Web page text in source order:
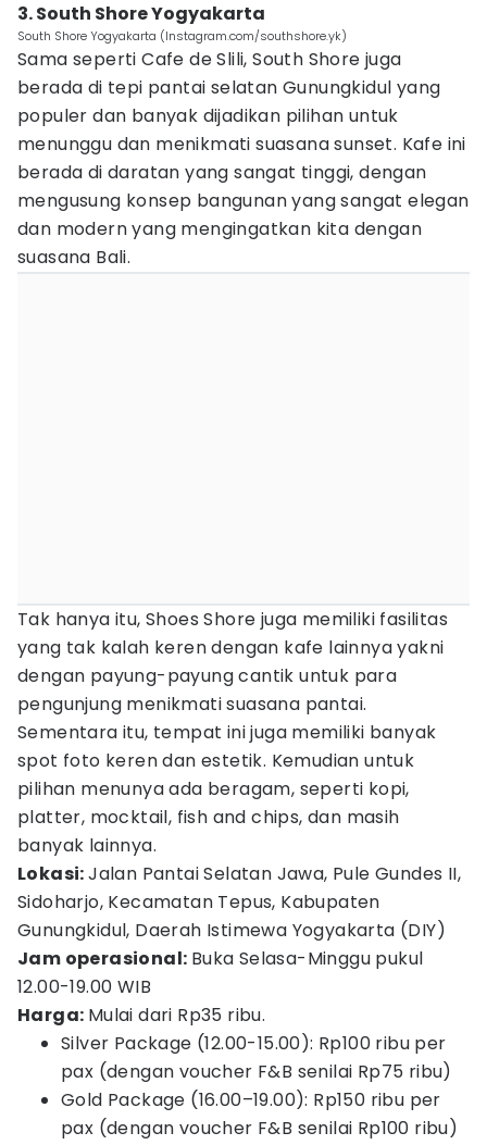
3. South Shore Yogyakarta
South Shore Yogyakarta (Instagram.com/southshore.yk)
Sama seperti Cafe de Slili, South Shore juga
berada di tepi pantai selatan Gunungkidul yang
populer dan banyak dijadikan pilihan untuk
menunggu dan menikmati suasana sunset. Kafe ini
berada di daratan yang sangat tinggi, dengan
mengusung konsep bangunan yang sangat elegan
dan modern yang mengingatkan kita dengan
suasana Bali.
Tak hanya itu, Shoes Shore juga memiliki fasilitas
yang tak kalah keren dengan kafe lainnya yakni
dengan payung-payung cantik untuk para
pengunjung menikmati suasana pantai.
Sementara itu, tempat ini juga memiliki banyak
spot foto keren dan estetik. Kemudian untuk
pilihan menunya ada beragam, seperti kopi,
platter, mocktail, fish and chips, dan masih
banyak lainnya.
Lokasi:Jalan Pantai Selatan Jawa, Pule Gundes II,
Sidoharjo, Kecamatan Tepus, Kabupaten
Gunungkidul, Daerah Istimewa Yogyakarta (DIY)
Jam operasional: Buka Selasa-Minggu pukul
12.00-19.00 WIB
Harga: Mulai dari Rp35 ribu.
Silver Package (12.00-15.00): Rp100 ribu per
pax (dengan voucher F&B senilai Rp75 ribu)
Gold Package (16.00–19.00): Rp150 ribu per
pax (dengan voucher F&B senilai Rp100 ribu)